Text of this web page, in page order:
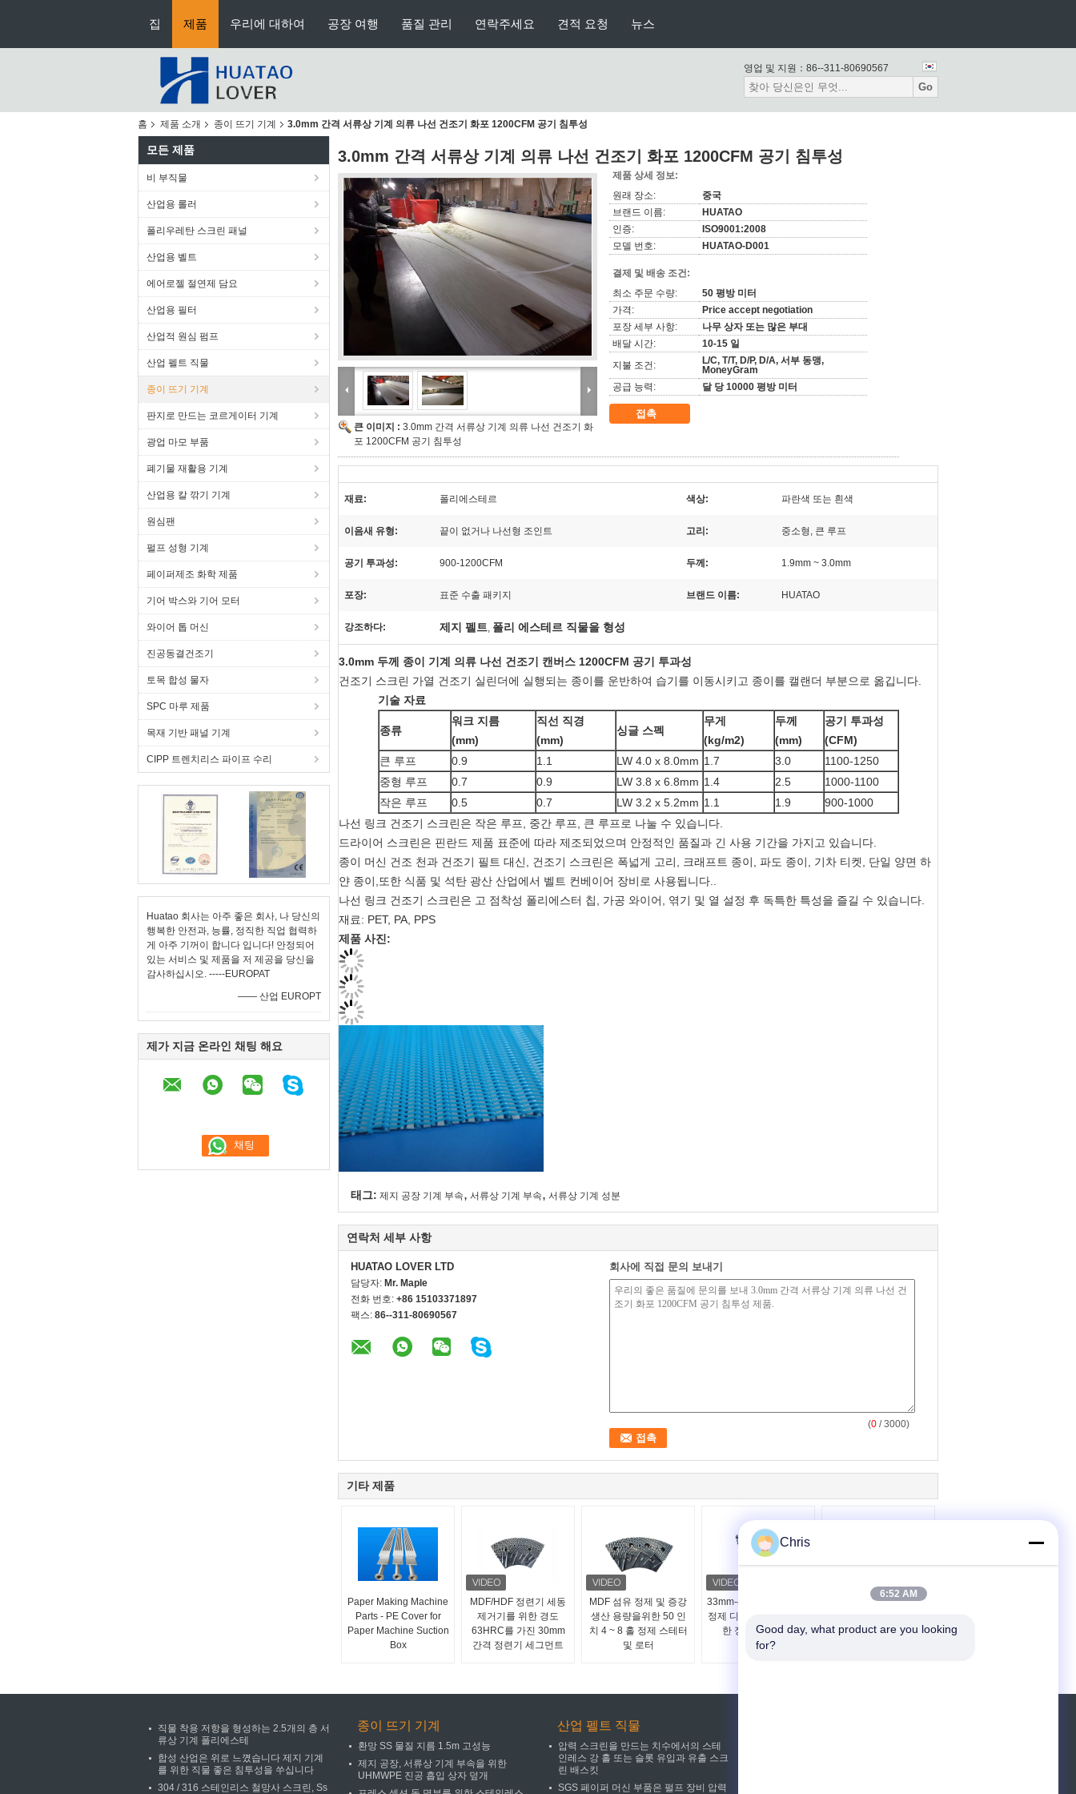
집 제품 우리에 대하여 공장 여행 품질 관리 연락주세요 견적 요청 뉴스
영업 및 지원： 86--311-80690567
Go
홈 제품 소개 종이 뜨기 기계 3.0mm 간격 서류상 기계 의류 나선 건조기 화포 1200CFM 공기 침투성
모든 제품
비 부직물
산업용 롤러
폴리우레탄 스크린 패널
산업용 벨트
에어로젤 절연제 담요
산업용 필터
산업적 원심 펌프
산업 펠트 직물
종이 뜨기 기계
판지로 만드는 코르게이터 기계
광업 마모 부품
폐기물 재활용 기계
산업용 칼 깎기 기계
원심팬
펄프 성형 기계
페이퍼제조 화학 제품
기어 박스와 기어 모터
와이어 톱 머신
진공동결건조기
토목 합성 물자
SPC 마루 제품
목재 기반 패널 기계
CIPP 트렌치리스 파이프 수리
Huatao 회사는 아주 좋은 회사, 나 당신의
행복한 안전과, 능률, 정직한 직업 협력하
게 아주 기꺼이 합니다 입니다! 안정되어
있는 서비스 및 제품을 저 제공을 당신을
감사하십시오. -----EUROPAT
—— 산업 EUROPT
제가 지금 온라인 채팅 해요
3.0mm 간격 서류상 기계 의류 나선 건조기 화포 1200CFM 공기 침투성
큰 이미지 : 3.0mm 간격 서류상 기계 의류 나선 건조기 화
포 1200CFM 공기 침투성
제품 상세 정보:
원래 장소:
중국
브랜드 이름:
HUATAO
인증:
ISO9001:2008
모델 번호:
HUATAO-D001
결제 및 배송 조건:
최소 주문 수량:
50 평방 미터
가격:
Price accept negotiation
포장 세부 사항:
나무 상자 또는 많은 부대
배달 시간:
10-15 일
지불 조건:
L/C, T/T, D/P, D/A, 서부 동맹,
MoneyGram
공급 능력:
달 당 10000 평방 미터
접촉
재료: 폴리에스테르 색상: 파란색 또는 흰색
이음새 유형: 끝이 없거나 나선형 조인트 고리: 중소형, 큰 루프
공기 투과성: 900-1200CFM 두께: 1.9mm ~ 3.0mm
포장: 표준 수출 패키지 브랜드 이름: HUATAO
강조하다: 제지 펠트, 폴리 에스테르 직물을 형성
3.0mm 두께 종이 기계 의류 나선 건조기 캔버스 1200CFM 공기 투과성
건조기 스크린 가열 건조기 실린더에 실행되는 종이를 운반하여 습기를 이동시키고 종이를 캘랜더 부분으로 옮깁니다.
기술 자료
종류
워크 지름
(mm)
직선 직경
(mm)
싱글 스펙
무게
(kg/m2)
두께
(mm)
공기 투과성
(CFM)
큰 루프
0.9 1.1 LW 4.0 x 8.0mm 1.7 3.0
1100-1250
중형 루프
0.7 0.9 LW 3.8 x 6.8mm 1.4 2.5
1000-1100
작은 루프
0.5 0.7 LW 3.2 x 5.2mm 1.1 1.9
900-1000
나선 링크 건조기 스크린은 작은 루프, 중간 루프, 큰 루프로 나눌 수 있습니다.
드라이어 스크린은 핀란드 제품 표준에 따라 제조되었으며 안정적인 품질과 긴 사용 기간을 가지고 있습니다.
종이 머신 건조 천과 건조기 필트 대신, 건조기 스크린은 폭넓게 고리, 크래프트 종이, 파도 종이, 기차 티켓, 단일 양면 하
얀 종이,또한 식품 및 석탄 광산 산업에서 벨트 컨베이어 장비로 사용됩니다..
나선 링크 건조기 스크린은 고 점착성 폴리에스터 칩, 가공 와이어, 엮기 및 열 설정 후 독특한 특성을 즐길 수 있습니다.
재료: PET, PA, PPS
제품 사진:
태그: 제지 공장 기계 부속, 서류상 기계 부속, 서류상 기계 성분
연락처 세부 사항
HUATAO LOVER LTD
담당자: Mr. Maple
전화 번호: +86 15103371897
팩스: 86--311-80690567
회사에 직접 문의 보내기
(0 / 3000)
기타 제품
Paper Making Machine
Parts - PE Cover for
Paper Machine Suction
Box
MDF/HDF 정련기 세동
제거기를 위한 경도
63HRC를 가진 30mm
간격 정련기 세그먼트
MDF 섬유 정제 및 증강
생산 용량을위한 50 인
치 4 ~ 8 홀 정제 스테터
및 로터
33mm-42mm 두께 MDF
정제 디피브레이터를 위
한 정제 세그먼트
48 인치 정제기 중밀도
직물 착용 저항을 형성하는 2.5개의 층 서
류상 기계 폴리에스테
합성 산업은 위로 느꼈습니다 제지 기계
를 위한 직물 좋은 침투성을 쑤십니다
304 / 316 스테인리스 철망사 스크린, Ss
종이 뜨기 기계
환망 SS 물질 지름 1.5m 고성능
제지 공장, 서류상 기계 부속을 위한
UHMWPE 진공 흡입 상자 덮개
산업 펠트 직물
압력 스크린을 만드는 치수에서의 스테
인레스 강 홀 또는 슬롯 유입과 유출 스크
린 배스킷
SGS 페이퍼 머신 부품은 펄프 장비 압력
Chris
6:52 AM
Good day, what product are you looking
for?